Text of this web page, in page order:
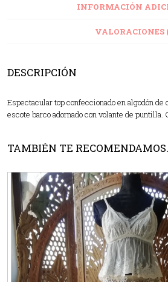
INFORMACIÓN
VALORACIONES
DESCRIPCIÓN
Espectacular top confeccionado en algodón
escote barco adornado con volante de puntilla.
TAMBIÉN TE